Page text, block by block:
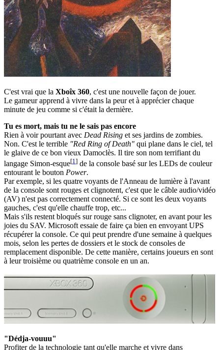
C'est vrai que la Xboîx 360, c'est une nouvelle façon de jouer.
Le gameur apprend à vivre dans la peur et à apprécier chaque
minute de jeu comme si c'était la dernière.
Tu es mort, mais tu ne le sais pas encore
Rien à voir pourtant avec Dead Rising et ses jardins de zombies.
Non. C'est le terrible "Red Ring of Death" qui plane dans le ciel, tel
le glaive de ce bon vieux Damoclès. Il tire son nom terrifiant du
langage Simon-esque[1] de la console basé sur les LEDs de couleur
entourant le bouton Power.
Par exemple, si les quatre voyants de l'Anneau de lumière à l'avant
de la console sont rouges et clignotent, c'est que le câble audio/vidéo
(AV) n'est pas correctement connecté. Si ce sont les deux voyants
gauches, c'est qu'elle chauffe trop, etc...
Mais s'ils restent bloqués sur rouge sans clignoter, en avant pour les
joies du SAV. Microsoft essaie de faire ça bien en envoyant UPS
récupérer la console. Ce qui peut prendre d'une semaine à quelques
mois, selon les pertes de dossiers et le stock de consoles de
remplacement disponible. De cette manière, certains joueurs en sont
à leur troisième ou quatrième console en un an.
"Dédja-vouuu"
Profiter de la technologie tant qu'elle marche et vivre dans